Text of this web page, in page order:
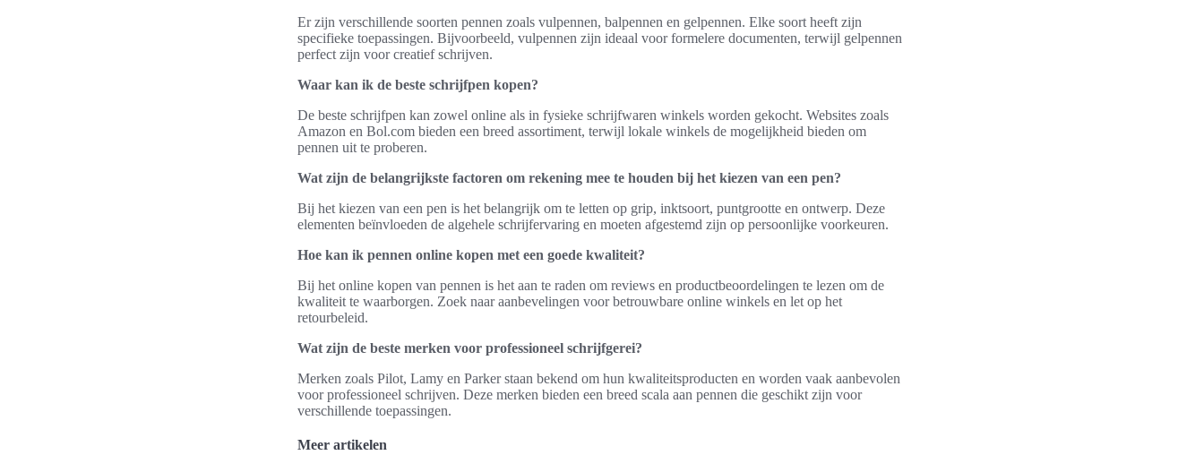
Er zijn verschillende soorten pennen zoals vulpennen, balpennen en gelpennen. Elke soort heeft zijn
specifieke toepassingen. Bijvoorbeeld, vulpennen zijn ideaal voor formelere documenten, terwijl gelpennen
perfect zijn voor creatief schrijven.
Waar kan ik de beste schrijfpen kopen?
De beste schrijfpen kan zowel online als in fysieke schrijfwaren winkels worden gekocht. Websites zoals
Amazon en Bol.com bieden een breed assortiment, terwijl lokale winkels de mogelijkheid bieden om
pennen uit te proberen.
Wat zijn de belangrijkste factoren om rekening mee te houden bij het kiezen van een pen?
Bij het kiezen van een pen is het belangrijk om te letten op grip, inktsoort, puntgrootte en ontwerp. Deze
elementen beïnvloeden de algehele schrijfervaring en moeten afgestemd zijn op persoonlijke voorkeuren.
Hoe kan ik pennen online kopen met een goede kwaliteit?
Bij het online kopen van pennen is het aan te raden om reviews en productbeoordelingen te lezen om de
kwaliteit te waarborgen. Zoek naar aanbevelingen voor betrouwbare online winkels en let op het
retourbeleid.
Wat zijn de beste merken voor professioneel schrijfgerei?
Merken zoals Pilot, Lamy en Parker staan bekend om hun kwaliteitsproducten en worden vaak aanbevolen
voor professioneel schrijven. Deze merken bieden een breed scala aan pennen die geschikt zijn voor
verschillende toepassingen.
Meer artikelen